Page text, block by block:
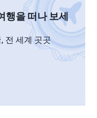
행을 떠나 보세
전 세계 곳곳